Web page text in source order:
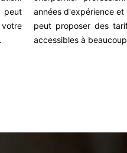
années d'expérience
peut proposer des
accessibles à